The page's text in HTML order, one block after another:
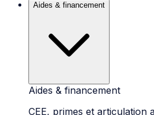
Aides & financement
Aides & financement
CEE, primes et articulation